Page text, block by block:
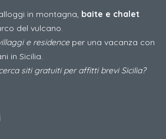
in montagna, baite e chalet
del vulcano.
e residenceper una vacanza con
in Sicilia.
siti gratuiti per affitti brevi Sicilia?